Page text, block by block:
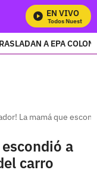
EN VIVO
Mira Todos Nuestros
A EPA
La mamá que
a
carro